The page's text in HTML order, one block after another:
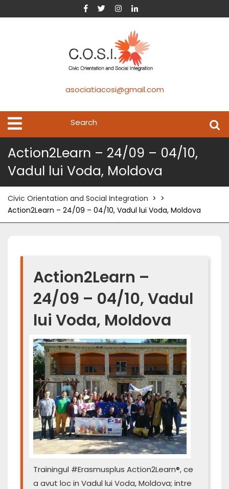
asociatiacosi@gmail.com
Action2Learn – 24/09 – 04/10,
Vadul lui Voda, Moldova
Civic Orientation and Social Integration > >
Action2Learn – 24/09 – 04/10, Vadul lui Voda, Moldova
Action2Learn –
24/09 – 04/10, Vadul
lui Voda, Moldova
Trainingul #Erasmusplus Action2Learn®️, ce
a avut loc in Vadul lui Voda, Moldova; intre